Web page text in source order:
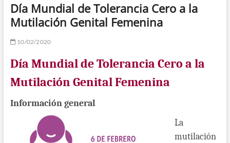
Día Mundial de Tolerancia Cero a la
Mutilación Genital Femenina
10/02/2020
Día Mundial de Tolerancia Cero a la
Mutilación Genital Femenina
Información general
La
mutilación